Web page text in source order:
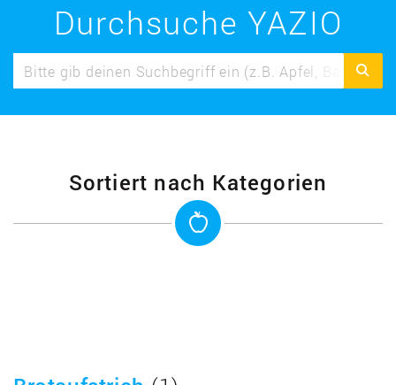
Durchsuche YAZIO
Sortiert nach Kategorien